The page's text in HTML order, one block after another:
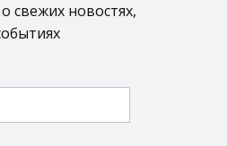
свежих новостях,